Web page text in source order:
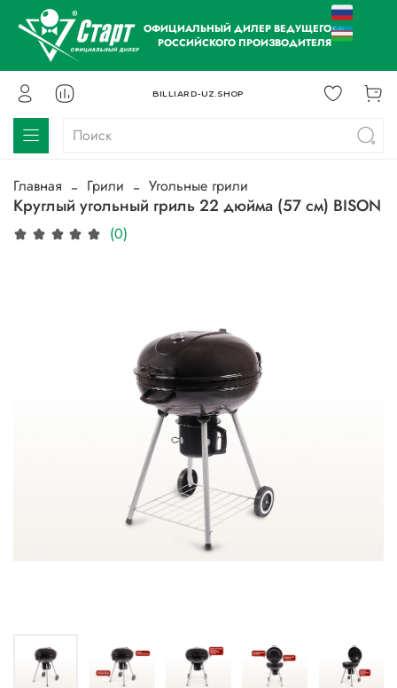
ОФИЦИАЛЬНЫЙ ДИЛЕР ВЕДУЩЕГО
РОССИЙСКОГО ПРОИЗВОДИТЕЛЯ
BILLIARD-UZ.SHOP
Главная Грили Угольные грили
Круглый угольный гриль 22 дюйма (57 см) BISON
(0)